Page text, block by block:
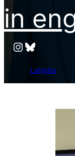
in
Instagram Bluesky
Lahjoita